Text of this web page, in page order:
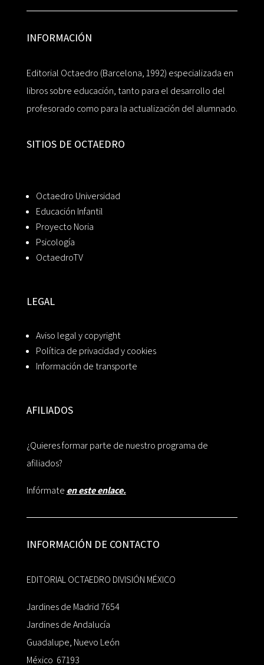
INFORMACIÓN
Editorial Octaedro (Barcelona, 1992) especializada en
libros sobre educación, tanto para el desarrollo del
profesorado como para la actualización del alumnado.
SITIOS DE OCTAEDRO
Octaedro Universidad
Educación Infantil
Proyecto Noria
Psicología
OctaedroTV
LEGAL
Aviso legal y copyright
Política de privacidad y cookies
Información de transporte
AFILIADOS
¿Quieres formar parte de nuestro programa de
afiliados?
Infórmate en este enlace.
INFORMACIÓN DE CONTACTO
EDITORIAL OCTAEDRO DIVISIÓN MÉXICO
Jardines de Madrid 7654
Jardines de Andalucía
Guadalupe, Nuevo León
México 67193